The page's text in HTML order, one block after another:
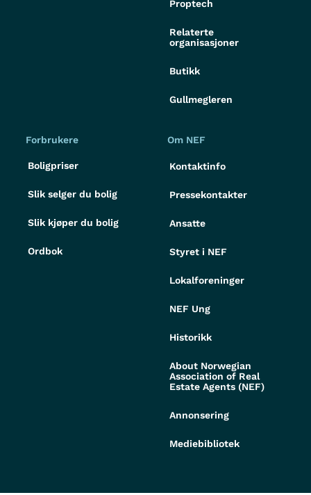
Proptech
Relaterte
organisasjoner
Butikk
Gullmegleren
Forbrukere
Boligpriser
Slik selger du bolig
Slik kjøper du bolig
Ordbok
Om NEF
Kontaktinfo
Pressekontakter
Ansatte
Styret i NEF
Lokalforeninger
NEF Ung
Historikk
About Norwegian
Association of Real
Estate Agents (NEF)
Annonsering
Mediebibliotek